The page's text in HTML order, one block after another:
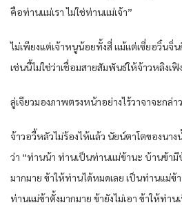
คือท่านแม่เรา ไม่ใช่ท่านแม่เจ้า”
ไม่เพียงแต่เจ้าหนูน้อยทั้งสี่ แม้แต่เซี่ยอวิ๋นจิ่
เช่นนี้ไม่ใช่ว่าเชื่อมสายสัมพันธ์ให้จ้าวหลิงเ
ลู่เจียวมองภาพตรงหน้าอย่างไร้วาจาจะกล่าว
จ้าวอวี้หลัวไม่ร้องไห้แล้ว นัยน์ตาโตของนาง
ว่า “ท่านน้า ท่านเป็นท่านแม่ข้านะ บ้านข้า
มากมาย ข้าให้ท่านได้หมดเลย เป็นท่านแม่
ท่านแม่ข้าตั้งมากมาย ข้ายังไม่เอา ข้าให้ท่า